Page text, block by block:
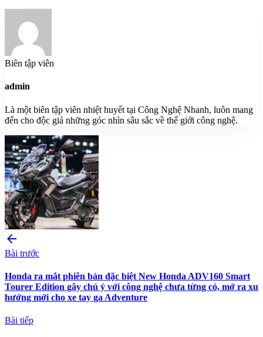
Biên tập viên
admin
Là một biên tập viên nhiệt huyết tại Công Nghệ Nhanh, luôn mang
đến cho độc giả những góc nhìn sâu sắc về thế giới công nghệ.
arrow_back
Bài trước
Honda ra mắt phiên bản đặc biệt New Honda ADV160 Smart
Tourer Edition gây chú ý với công nghệ chưa từng có, mở ra xu
hướng mới cho xe tay ga Adventure
Bài tiếp